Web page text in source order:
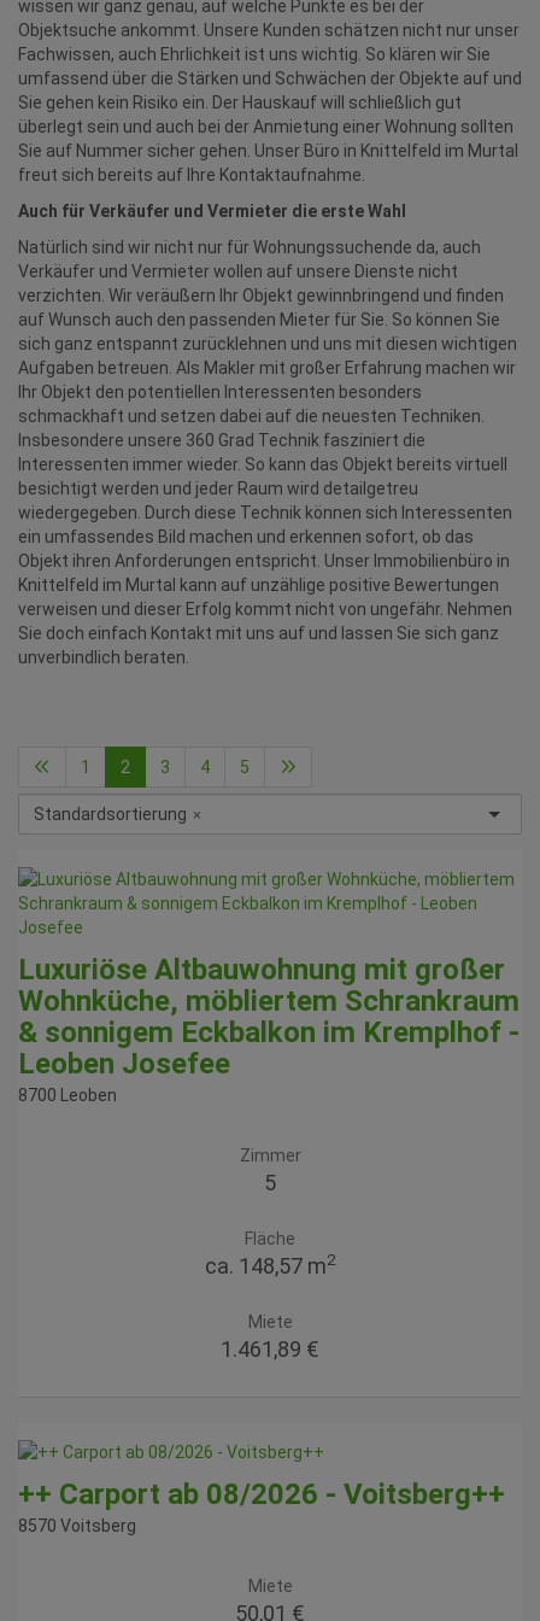
wissen wir ganz genau, auf welche Punkte es bei der
Objektsuche ankommt. Unsere Kunden schätzen nicht nur unser
Fachwissen, auch Ehrlichkeit ist uns wichtig. So klären wir Sie
umfassend über die Stärken und Schwächen der Objekte auf und
Sie gehen kein Risiko ein. Der Hauskauf will schließlich gut
überlegt sein und auch bei der Anmietung einer Wohnung sollten
Sie auf Nummer sicher gehen. Unser Büro in Knittelfeld im Murtal
freut sich bereits auf Ihre Kontaktaufnahme.
Auch für Verkäufer und Vermieter die erste Wahl
Natürlich sind wir nicht nur für Wohnungssuchende da, auch
Verkäufer und Vermieter wollen auf unsere Dienste nicht
verzichten. Wir veräußern Ihr Objekt gewinnbringend und finden
auf Wunsch auch den passenden Mieter für Sie. So können Sie
sich ganz entspannt zurücklehnen und uns mit diesen wichtigen
Aufgaben betreuen. Als Makler mit großer Erfahrung machen wir
Ihr Objekt den potentiellen Interessenten besonders
schmackhaft und setzen dabei auf die neuesten Techniken.
Insbesondere unsere 360 Grad Technik fasziniert die
Interessenten immer wieder. So kann das Objekt bereits virtuell
besichtigt werden und jeder Raum wird detailgetreu
wiedergegeben. Durch diese Technik können sich Interessenten
ein umfassendes Bild machen und erkennen sofort, ob das
Objekt ihren Anforderungen entspricht. Unser Immobilienbüro in
Knittelfeld im Murtal kann auf unzählige positive Bewertungen
verweisen und dieser Erfolg kommt nicht von ungefähr. Nehmen
Sie doch einfach Kontakt mit uns auf und lassen Sie sich ganz
unverbindlich beraten.
1 2 3 4 5
Standardsortierung ×
Luxuriöse Altbauwohnung mit großer
Wohnküche, möbliertem Schrankraum
& sonnigem Eckbalkon im Kremplhof -
Leoben Josefee
8700 Leoben
Zimmer
5
Fläche
ca. 148,57 m2
Miete
1.461,89 €
++ Carport ab 08/2026 - Voitsberg++
8570 Voitsberg
Miete
50,01 €